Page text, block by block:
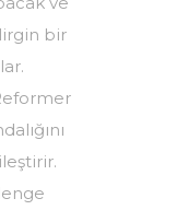
bir